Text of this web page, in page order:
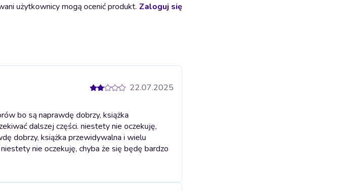
użytkownicy mogą ocenić produkt. Zaloguj się
22.07.2025
bo są naprawdę dobrzy, książka
dalszej części. niestety nie oczekuję,
dobrzy, książka przewidywalna i wielu
nie oczekuję, chyba że się będę bardzo